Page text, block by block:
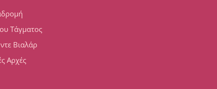
Τάγματος
Βιαλάρ
Αρχές